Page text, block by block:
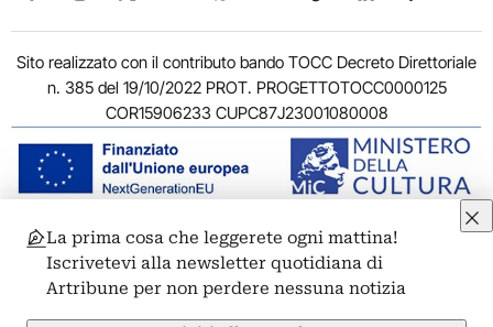
Sito realizzato con il contributo bando TOCC Decreto Direttoriale
n. 385 del 19/10/2022 PROT. PROGETTOTOCC0000125
COR15906233 CUPC87J23001080008
© 2011-2026 ARTRIBUNE srl – Corso Vittorio Emanuele II, 287 –
00186 Roma - P.I. 11381581005
Privacy: Responsabile della protezione dei dati personali
ARTRIBUNE srl – Corso Vittorio Emanuele II, 287 – 00186 Roma
La prima cosa che leggerete ogni mattina!
Iscrivetevi alla newsletter quotidiana di
Artribune per non perdere nessuna notizia